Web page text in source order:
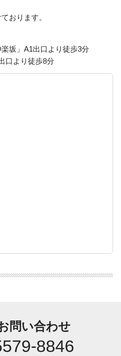
おります。
坂」A1出口より徒歩3分
口より徒歩8分
問い合わせ
8846